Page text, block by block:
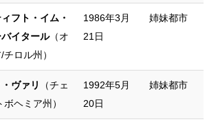
フト・イム・
イタール（オ
ロル州）
1986年3月
21日
姉妹都市
ヴァリ
（チェ
ヘミア州）
1992年5月
20日
姉妹都市